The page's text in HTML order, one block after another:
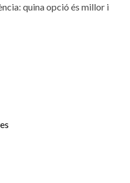
quina opció és millor i